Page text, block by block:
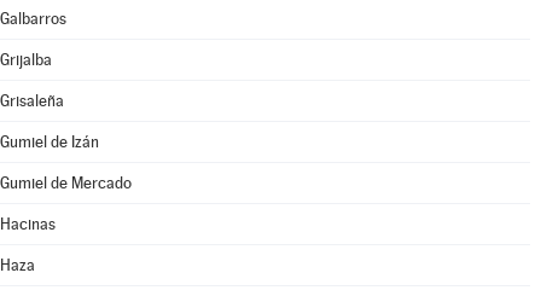
Galbarros
Grijalba
Grisaleña
Gumiel de Izán
Gumiel de Mercado
Hacinas
Haza